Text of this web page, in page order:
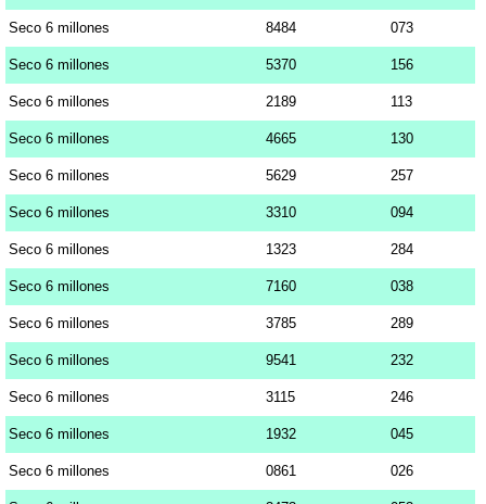
Seco 6 millones 8484 073
Seco 6 millones 5370 156
Seco 6 millones 2189 113
Seco 6 millones 4665 130
Seco 6 millones 5629 257
Seco 6 millones 3310 094
Seco 6 millones 1323 284
Seco 6 millones 7160 038
Seco 6 millones 3785 289
Seco 6 millones 9541 232
Seco 6 millones 3115 246
Seco 6 millones 1932 045
Seco 6 millones 0861 026